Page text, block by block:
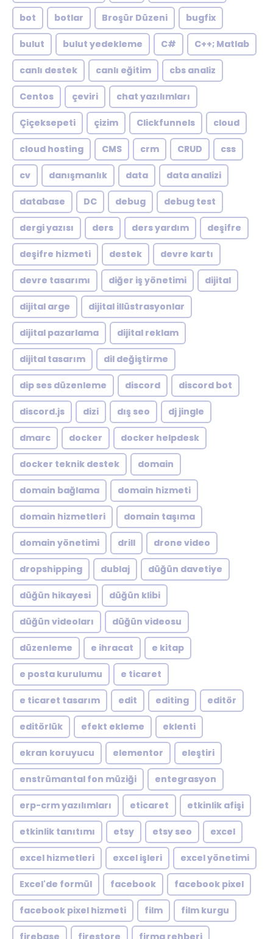
bot botlar Broşür Düzeni bugfix
bulut bulut yedekleme C# C++; Matlab
canlı destek canlı eğitim cbs analiz
Centos çeviri chat yazılımları
Çiçeksepeti çizim Clickfunnels cloud
cloud hosting CMS crm CRUD css
cv danışmanlık data data analizi
database DC debug debug test
dergi yazısı ders ders yardım deşifre
deşifre hizmeti destek devre kartı
devre tasarımı diğer iş yönetimi dijital
dijital arge dijital illüstrasyonlar
dijital pazarlama dijital reklam
dijital tasarım dil değiştirme
dip ses düzenleme discord discord bot
discord.js dizi dış seo dj jingle
dmarc docker docker helpdesk
docker teknik destek domain
domain bağlama domain hizmeti
domain hizmetleri domain taşıma
domain yönetimi drill drone video
dropshipping dublaj düğün davetiye
düğün hikayesi düğün klibi
düğün videoları düğün videosu
düzenleme e ihracat e kitap
e posta kurulumu e ticaret
e ticaret tasarım edit editing editör
editörlük efekt ekleme eklenti
ekran koruyucu elementor eleştiri
enstrümantal fon müziği entegrasyon
erp-crm yazılımları eticaret etkinlik afişi
etkinlik tanıtımı etsy etsy seo excel
excel hizmetleri excel işleri excel yönetimi
Excel'de formül facebook facebook pixel
facebook pixel hizmeti film film kurgu
firebase firestore firma rehberi